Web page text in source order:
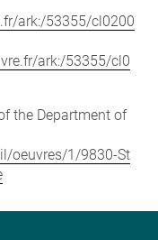
ark:/53355/cl0200
ark:/53355/cl0
the Department of
oeuvres/1/9830-St